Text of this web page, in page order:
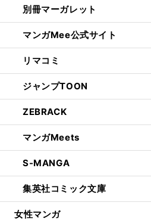
別冊マーガレット
マンガMee公式サイト
リマコミ
ジャンプTOON
ZEBRACK
マンガMeets
S-MANGA
集英社コミック文庫
女性マンガ